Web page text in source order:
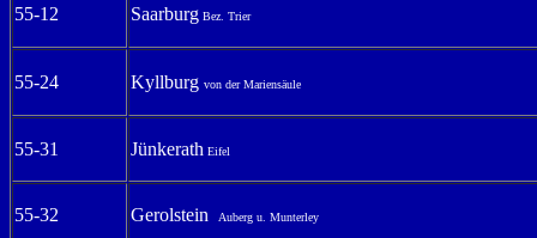
55-12 Saarburg Bez. Trier
55-24 Kyllburg von der Mariensäule
55-31 Jünkerath Eifel
55-32 Gerolstein Auberg u. Munterley